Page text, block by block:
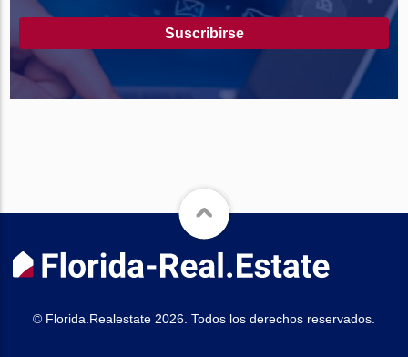
Suscribirse
© Florida.Realestate 2026. Todos los derechos reservados.